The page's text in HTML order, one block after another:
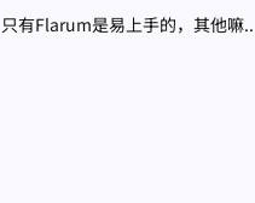
只有Flarum是易上手的，其他嘛